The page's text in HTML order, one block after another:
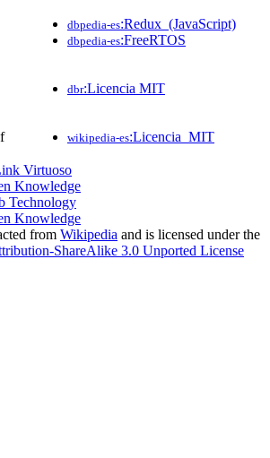
dbpedia-es:Redux_(JavaScript)
dbpedia-es:FreeRTOS
dbr:Licencia MIT
wikipedia-es:Licencia_MIT
from Wikipedia and is licensed under the
ShareAlike 3.0 Unported License